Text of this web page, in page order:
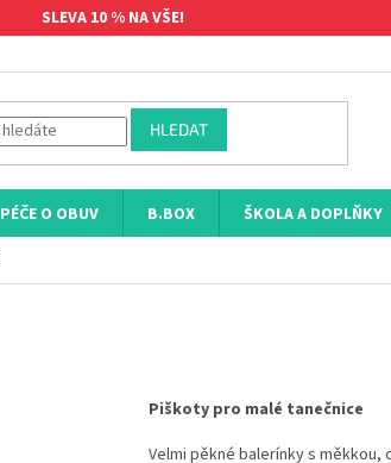
SLEVA 10 % NA VŠE!
HLEDAT
PÉČE O OBUV B.BOX
ŠKOLA A DOPLŇKY
Piškoty pro malé tanečnice
Velmi pěkné balerínky s